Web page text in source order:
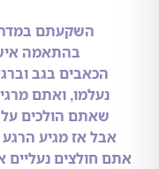
השקעתם במדרסים
בהתאמה אישית,
בגב וברגליים
ואתם מרגישים
הולכים על ענן.
אז מגיע הרגע שבו
נעליים אחרי